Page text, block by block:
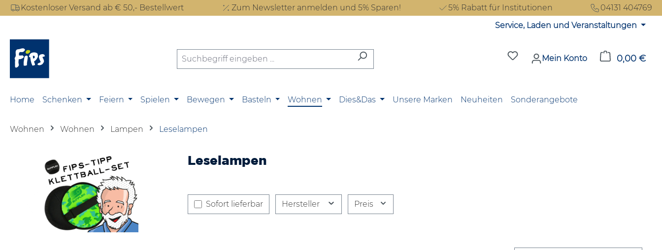
Hauptinhalt springen
Zur Suche springen
Zur Hauptnavigation springen
Kostenloser Versand ab € 50,- Bestellwert Zum Newsletter anmelden und 5% Sparen! 5% Rabatt für Institutionen
04131 404769
Service, Laden und Veranstaltungen
Du hast 0 Produkte auf dem
Mein Konto 0,00 €
Home Schenken Feiern Spielen Bewegen Basteln Wohnen Dies&Das Unsere Marken Neuheiten Sonderangebote
Wohnen Wohnen Lampen Leselampen
Leselampen
Sofort lieferbar Hersteller Preis